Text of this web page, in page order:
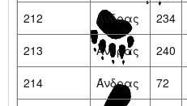
212
Άνδρας 234
213
Άνδρας 240
214
Άνδρας 72